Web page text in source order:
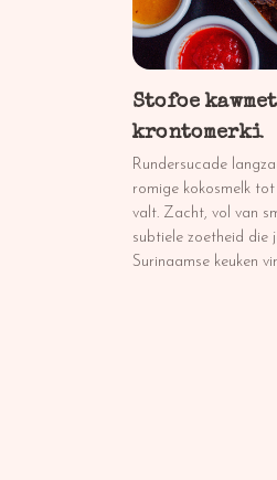
Stofoe
krontomerki
Rundersucade
romige kokosmelk
valt. Zacht, vol van
subtiele zoetheid die
Surinaamse keuken